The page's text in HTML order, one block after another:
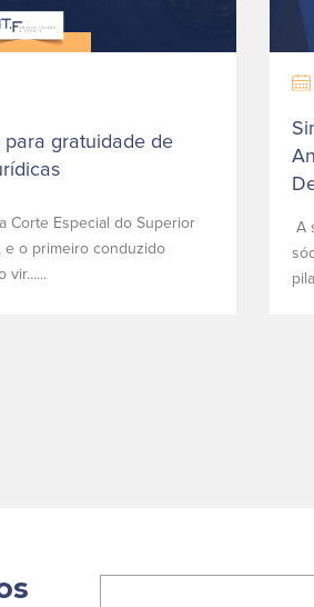
para gratuidade de
Corte Especial do Superior
e o primeiro conduzido
vir......
A